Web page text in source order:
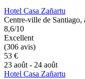
Hotel Casa Zañartu
Centre-ville de Santiago,
8,6/10
Excellent
(306 avis)
53 €
23 août - 24 août
Hotel Casa Zañartu